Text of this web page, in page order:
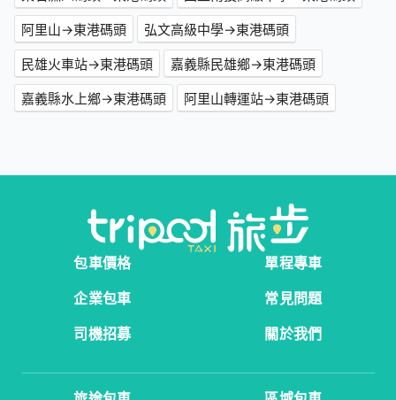
阿里山→東港碼頭
弘文高級中學→東港碼頭
民雄火車站→東港碼頭
嘉義縣民雄鄉→東港碼頭
嘉義縣水上鄉→東港碼頭
阿里山轉運站→東港碼頭
包車價格
單程專車
企業包車
常見問題
司機招募
關於我們